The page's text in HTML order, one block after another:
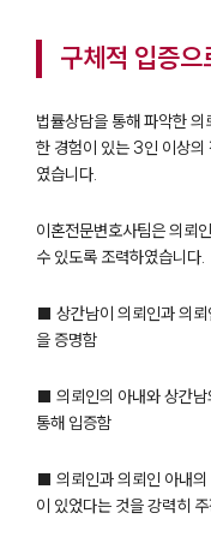
구체적 입증
법률상담을 통해 파악한
한 경험이 있는 3인 이상의
였습니다.
이혼전문변호사팀은 의뢰
수 있도록 조력하였습니다.
■ 상간남이 의뢰인과 의뢰
을 증명함
■ 의뢰인의 아내와 상간남
통해 입증함
■ 의뢰인과 의뢰인 아내의
이 있었다는 것을 강력히